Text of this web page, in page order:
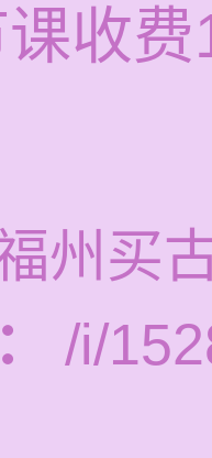
收
州买
/i/